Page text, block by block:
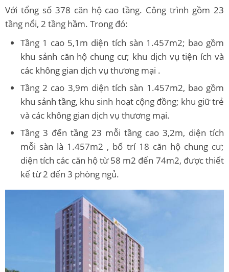
Với tổng số 378 căn hộ cao tầng. Công trình gồm 23
tầng nổi, 2 tầng hầm. Trong đó:
Tầng 1 cao 5,1m diện tích sàn 1.457m2; bao gồm
khu sảnh căn hộ chung cư; khu dịch vụ tiện ích và
các không gian dịch vụ thương mại .
Tầng 2 cao 3,9m diện tích sàn 1.457m2, bao gồm
khu sảnh tầng, khu sinh hoạt cộng đồng; khu giữ trẻ
và các không gian dịch vụ thương mại.
Tầng 3 đến tầng 23 mỗi tầng cao 3,2m, diện tích
mỗi sàn là 1.457m2 , bố trí 18 căn hộ chung cư;
diện tích các căn hộ từ 58 m2 đến 74m2, được thiết
kế từ 2 đến 3 phòng ngủ.